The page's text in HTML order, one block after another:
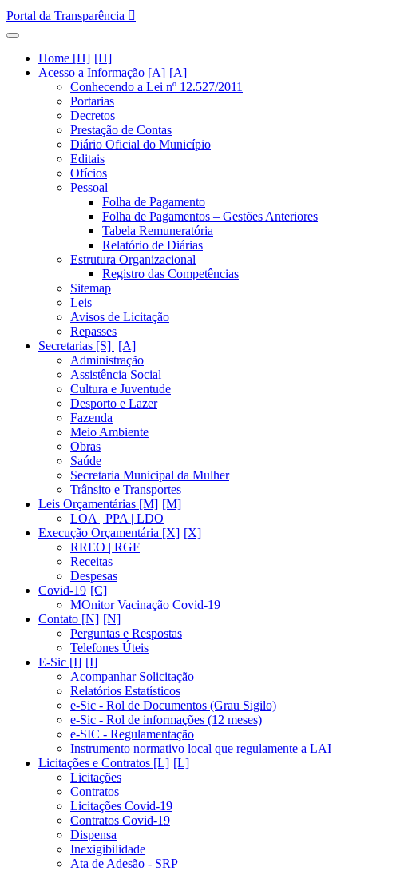
Portal da Transparência
Home [H]
Acesso a Informação [A]
Conhecendo a Lei nº 12.527/2011
Portarias
Decretos
Prestação de Contas
Diário Oficial do Município
Editais
Ofícios
Pessoal
Folha de Pagamento
Folha de Pagamentos – Gestões Anteriores
Tabela Remuneratória
Relatório de Diárias
Estrutura Organizacional
Registro das Competências
Sitemap
Leis
Avisos de Licitação
Repasses
Secretarias [S]
Administração
Assistência Social
Cultura e Juventude
Desporto e Lazer
Fazenda
Meio Ambiente
Obras
Saúde
Secretaria Municipal da Mulher
Trânsito e Transportes
Leis Orçamentárias [M]
LOA | PPA | LDO
Execução Orçamentária [X]
RREO | RGF
Receitas
Despesas
Covid-19
MOnitor Vacinação Covid-19
Contato [N]
Perguntas e Respostas
Telefones Úteis
E-Sic [I]
Acompanhar Solicitação
Relatórios Estatísticos
e-Sic - Rol de Documentos (Grau Sigilo)
e-Sic - Rol de informações (12 meses)
e-SIC - Regulamentação
Instrumento normativo local que regulamente a LAI
Licitações e Contratos [L]
Licitações
Contratos
Licitações Covid-19
Contratos Covid-19
Dispensa
Inexigibilidade
Ata de Adesão - SRP